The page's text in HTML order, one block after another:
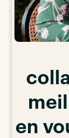
en